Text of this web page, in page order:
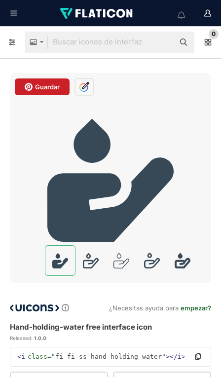
0
Guardar
¿Necesitas ayuda para empezar?
Hand-holding-water free interface icon
Released: 1.0.0
<i class="fi fi-ss-hand-holding-water"></i>